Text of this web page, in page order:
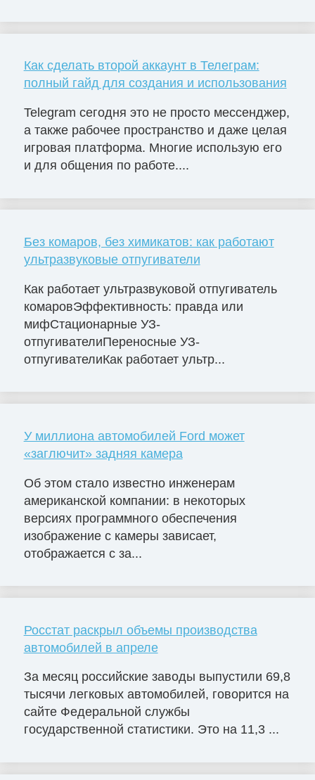
Как сделать второй аккаунт в Телеграм:
полный гайд для создания и использования
Telegram сегодня это не просто мессенджер,
а также рабочее пространство и даже целая
игровая платформа. Многие использую его
и для общения по работе....
Без комаров, без химикатов: как работают
ультразвуковые отпугиватели
Как работает ультразвуковой отпугиватель
комаровЭффективность: правда или
мифСтационарные УЗ-
отпугивателиПереносные УЗ-
отпугивателиКак работает ультр...
У миллиона автомобилей Ford может
«заглючит» задняя камера
Об этом стало известно инженерам
американской компании: в некоторых
версиях программного обеспечения
изображение с камеры зависает,
отображается с за...
Росстат раскрыл объемы производства
автомобилей в апреле
За месяц российские заводы выпустили 69,8
тысячи легковых автомобилей, говорится на
сайте Федеральной службы
государственной статистики. Это на 11,3 ...